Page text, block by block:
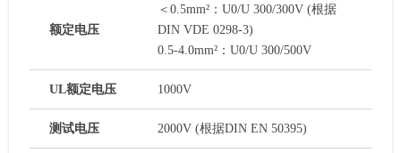
额定电压
＜0.5mm²：U0/U 300/300V (根据
DIN VDE 0298-3)
0.5-4.0mm²：U0/U 300/500V
UL额定电压 1000V
测试电压 2000V (根据DIN EN 50395)